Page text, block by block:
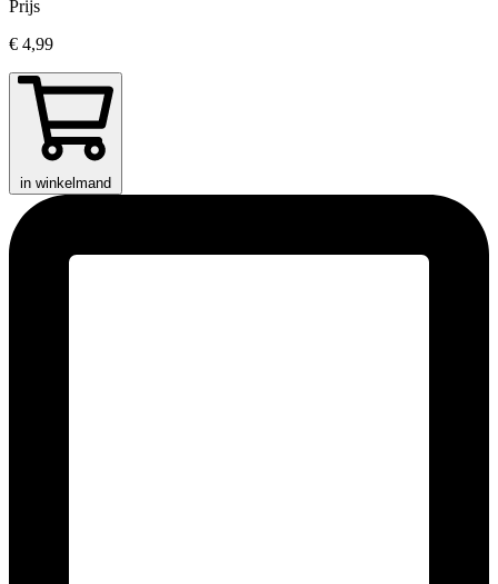
Prijs
€ 4,99
in winkelmand